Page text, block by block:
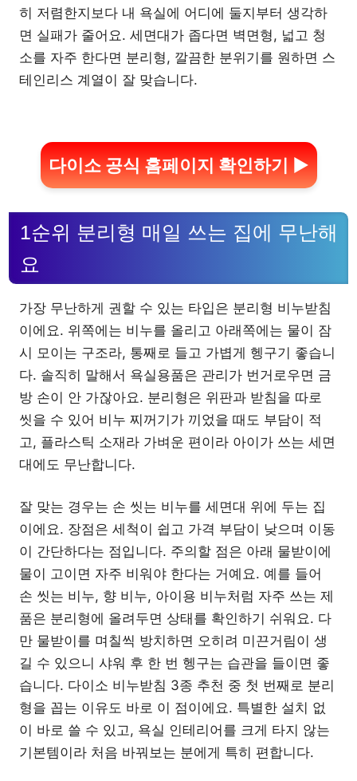
히 저렴한지보다 내 욕실에 어디에 둘지부터 생각하
면 실패가 줄어요. 세면대가 좁다면 벽면형, 넓고 청
소를 자주 한다면 분리형, 깔끔한 분위기를 원하면 스
테인리스 계열이 잘 맞습니다.
다이소 공식 홈페이지 확인하기 ▶
1순위 분리형 매일 쓰는 집에 무난해
요
가장 무난하게 권할 수 있는 타입은 분리형 비누받침
이에요. 위쪽에는 비누를 올리고 아래쪽에는 물이 잠
시 모이는 구조라, 통째로 들고 가볍게 헹구기 좋습니
다. 솔직히 말해서 욕실용품은 관리가 번거로우면 금
방 손이 안 가잖아요. 분리형은 위판과 받침을 따로
씻을 수 있어 비누 찌꺼기가 끼었을 때도 부담이 적
고, 플라스틱 소재라 가벼운 편이라 아이가 쓰는 세면
대에도 무난합니다.
잘 맞는 경우는 손 씻는 비누를 세면대 위에 두는 집
이에요. 장점은 세척이 쉽고 가격 부담이 낮으며 이동
이 간단하다는 점입니다. 주의할 점은 아래 물받이에
물이 고이면 자주 비워야 한다는 거예요. 예를 들어
손 씻는 비누, 향 비누, 아이용 비누처럼 자주 쓰는 제
품은 분리형에 올려두면 상태를 확인하기 쉬워요. 다
만 물받이를 며칠씩 방치하면 오히려 미끈거림이 생
길 수 있으니 샤워 후 한 번 헹구는 습관을 들이면 좋
습니다. 다이소 비누받침 3종 추천 중 첫 번째로 분리
형을 꼽는 이유도 바로 이 점이에요. 특별한 설치 없
이 바로 쓸 수 있고, 욕실 인테리어를 크게 타지 않는
기본템이라 처음 바꿔보는 분에게 특히 편합니다.